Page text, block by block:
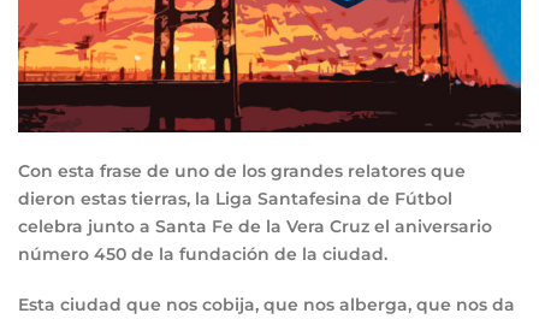
Con esta frase de uno de los grandes relatores que
dieron estas tierras, la Liga Santafesina de Fútbol
celebra junto a Santa Fe de la Vera Cruz el aniversario
número 450 de la fundación de la ciudad.
Esta ciudad que nos cobija, que nos alberga, que nos da